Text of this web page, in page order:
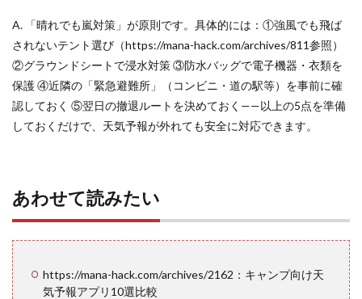
A. 「晴れでも嵐対策」が原則です。具体的には：①強風でも飛ば
されないテント選び（https://mana-hack.com/archives/811参照）
②グラウンドシートで浸水対策 ③防水バッグで電子機器・衣類を
保護 ④近隣の「緊急避難所」（コンビニ・道の駅等）を事前に確
認しておく ⑤翌日の撤退ルートを決めておく——以上の5点を準備
しておくだけで、天気予報が外れても安全に対応できます。
あわせて読みたい
https://mana-hack.com/archives/2162：キャンプ向け天
気予報アプリ10選比較